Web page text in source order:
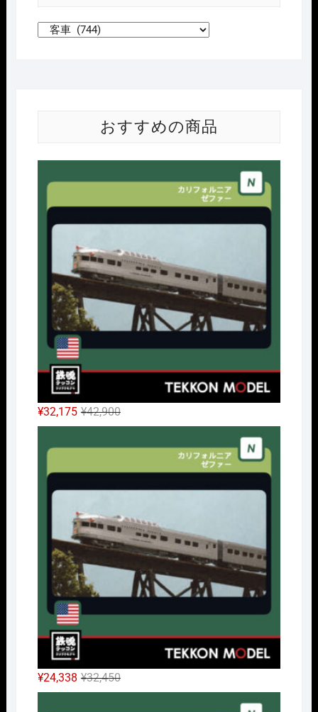
おすすめの商品
¥42,900元
の
価
で
し
た。
¥32,175
現
在
の
¥32,175
で
す。
¥32,450元
の
¥24,338
現
在